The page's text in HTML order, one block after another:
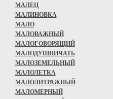
МАЛЕЦ
МАЛИНОВКА
МАЛО
МАЛОВАЖНЫЙ
МАЛОГОВОРЯЩИЙ
МАЛОДУШНИЧАТЬ
МАЛОЗЕМЕЛЬНЫЙ
МАЛОЛЕТКА
МАЛОЛИТРАЖНЫЙ
МАЛОМЕРНЫЙ